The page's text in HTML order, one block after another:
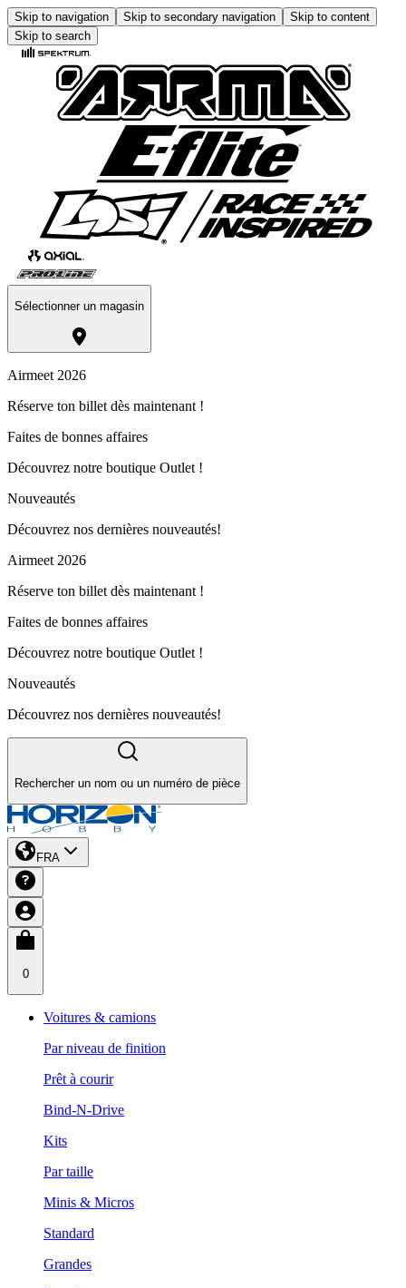
Skip to navigation Skip to secondary navigation
Skip to content
Skip to search
Sélectionner un magasin
Airmeet 2026
Réserve ton billet dès maintenant !
Faites de bonnes affaires
Découvrez notre boutique Outlet !
Nouveautés
Découvrez nos dernières nouveautés!
Airmeet 2026
Réserve ton billet dès maintenant !
Faites de bonnes affaires
Découvrez notre boutique Outlet !
Nouveautés
Découvrez nos dernières nouveautés!
Rechercher un nom ou un numéro de pièce
FRA
0
Voitures & camions
Par niveau de finition
Prêt à courir
Bind-N-Drive
Kits
Par taille
Minis & Micros
Standard
Grandes